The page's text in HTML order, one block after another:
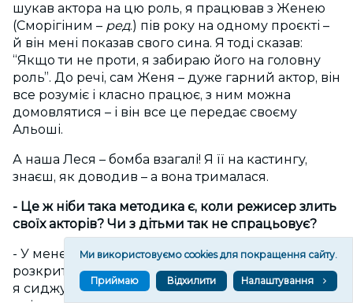
шукав актора на цю роль, я працював з Женею
(Сморігіним – ред.) пів року на одному проєкті –
й він мені показав свого сина. Я тоді сказав:
“Якщо ти не проти, я забираю його на головну
роль”. До речі, сам Женя – дуже гарний актор, він
все розуміє і класно працює, з ним можна
домовлятися – і він все це передає своєму
Альоші.
А наша Леся – бомба взагалі! Я її на кастингу,
знаєш, як доводив – а вона трималася.
- Це ж ніби така методика є, коли режисер злить
своїх акторів? Чи з дітьми так не спрацьовує?
- У мене була історія, коли треба було дитину
розкрити за дуже стислий час. Вона приходить,
я сиджу, чекаю 2 хвилини, поки вона – «та-та-та»
Ми використовуємо cookies для покращення сайту.
Приймаю Відхилити Налаштування